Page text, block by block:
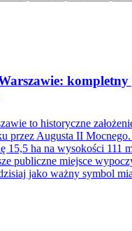
to historyczne
przez Augusta II
15,5 ha na wysokości 111
publiczne miejsce
jako ważny symbol